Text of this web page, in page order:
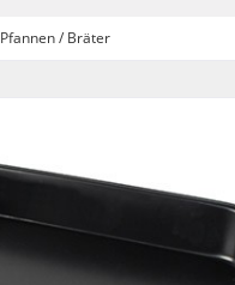
Pfannen / Bräter